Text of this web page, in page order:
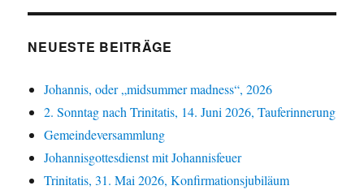
NEUESTE BEITRÄGE
Johannis, oder „midsummer madness“, 2026
2. Sonntag nach Trinitatis, 14. Juni 2026, Tauferinnerung
Gemeindeversammlung
Johannisgottesdienst mit Johannisfeuer
Trinitatis, 31. Mai 2026, Konfirmationsjubiläum